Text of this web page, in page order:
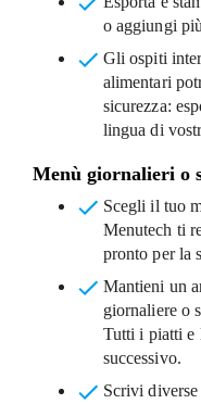
o aggiungi
Gli ospiti
alimentari
sicurezza:
lingua di
Menù giornalieri o
Scegli il tuo
Menutech ti
pronto per la
Mantieni un
giornaliere o
Tutti i piatti e
successivo.
Scrivi